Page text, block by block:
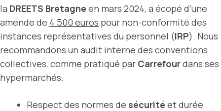
la DREETS Bretagne en mars 2024, a écopé d’une
amende de 4 500 euros pour non-conformité des
instances représentatives du personnel (IRP). Nous
recommandons un audit interne des conventions
collectives, comme pratiqué par Carrefourdans ses
hypermarchés.
Respect des normes de sécurité et durée